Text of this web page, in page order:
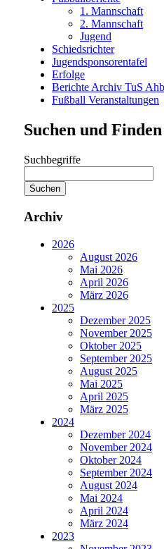
1. Mannschaft
2. Mannschaft
Jugend
Schiedsrichter
Jugendsponsorentafel
Erfolge
Berichte Archiv TuS
Fußball Veranstaltungen
Suchen und Finden
Suchbegriffe
Suchen
Archiv
2026
August 2026
Mai 2026
April 2026
März 2026
2025
Dezember 2025
November 2025
Oktober 2025
September 2025
August 2025
Mai 2025
April 2025
März 2025
2024
Dezember 2024
November 2024
Oktober 2024
September 2024
August 2024
Mai 2024
April 2024
März 2024
2023